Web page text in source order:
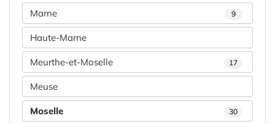
Marne 9
Haute-Marne
Meurthe-et-Moselle 17
Meuse
Moselle 30